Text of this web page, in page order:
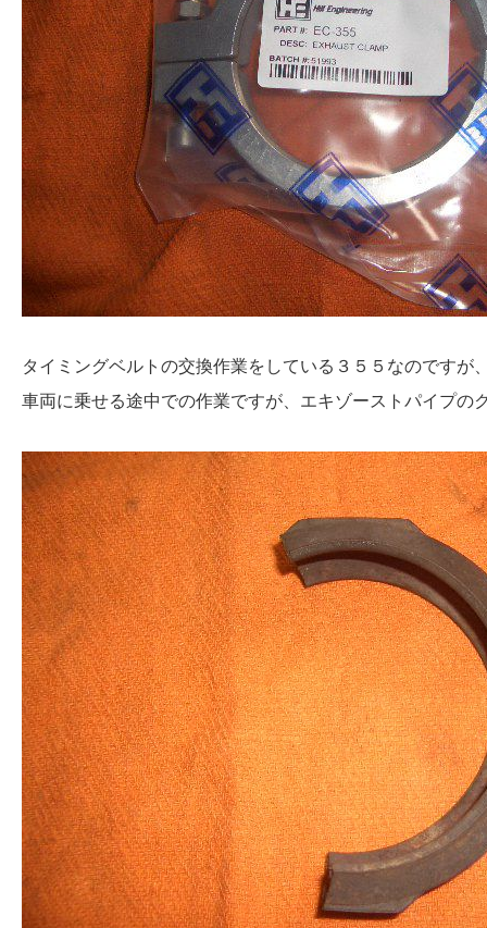
タイミングベルトの交換作業をしている３５５なのですが
車両に乗せる途中での作業ですが、エキゾーストパイプの